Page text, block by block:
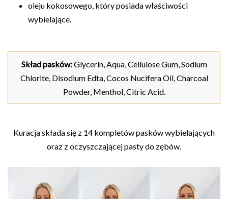
oleju kokosowego, który posiada właściwości
wybielające.
Skład pasków:Glycerin, Aqua, Cellulose Gum, Sodium
Chlorite, Disodium Edta, Cocos Nucifera Oil, Charcoal
Powder, Menthol, Citric Acid.
Kuracja składa się z 14 kompletów pasków wybielających
oraz z oczyszczającej pasty do zębów.